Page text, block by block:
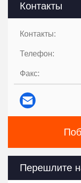
Контакты
Контакты:
Телефон:
Факс:
Перешлите